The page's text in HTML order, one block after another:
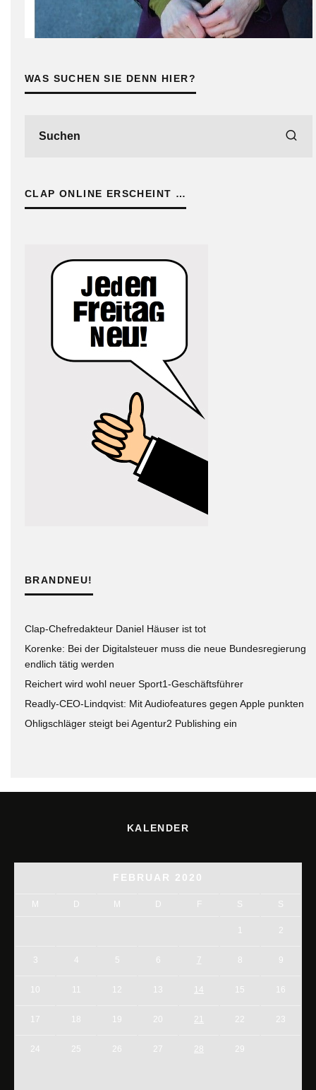
WAS SUCHEN SIE DENN HIER?
CLAP ONLINE ERSCHEINT …
BRANDNEU!
Clap-Chefredakteur Daniel Häuser ist tot
Korenke: Bei der Digitalsteuer muss die neue Bundesregierung
endlich tätig werden
Reichert wird wohl neuer Sport1-Geschäftsführer
Readly-CEO-Lindqvist: Mit Audiofeatures gegen Apple punkten
Ohligschläger steigt bei Agentur2 Publishing ein
KALENDER
FEBRUAR 2020
M D M D F S S
1 2
3 5 6 7 8 9
10 11 12 13 14 15 16
17 18 19 20 21 22 23
24 25 26 27 28 29